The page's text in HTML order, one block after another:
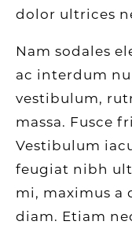
dolor ultrices
Nam sodales
ac interdum
vestibulum,
massa. Fusce
Vestibulum
feugiat nibh
mi, maximus a
diam. Etiam